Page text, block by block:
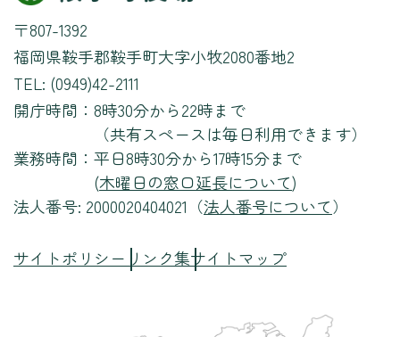
〒807-1392
福岡県鞍手郡鞍手町大字小牧2080番地2
TEL: (0949)42-2111
開庁時間： 8時30分から22時まで
（共有スペースは毎日利用できます）
業務時間： 平日8時30分から17時15分まで
(木曜日の窓口延長について)
法人番号: 2000020404021（法人番号について）
サイトポリシー リンク集サイトマップ